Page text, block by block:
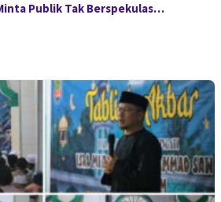
Publik Tak Berspekulas…